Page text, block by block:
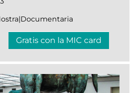
Gratis con la MIC card